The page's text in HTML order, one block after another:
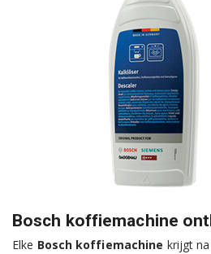
Bosch koffiemachine
Elke Bosch koffiemachine krijgt